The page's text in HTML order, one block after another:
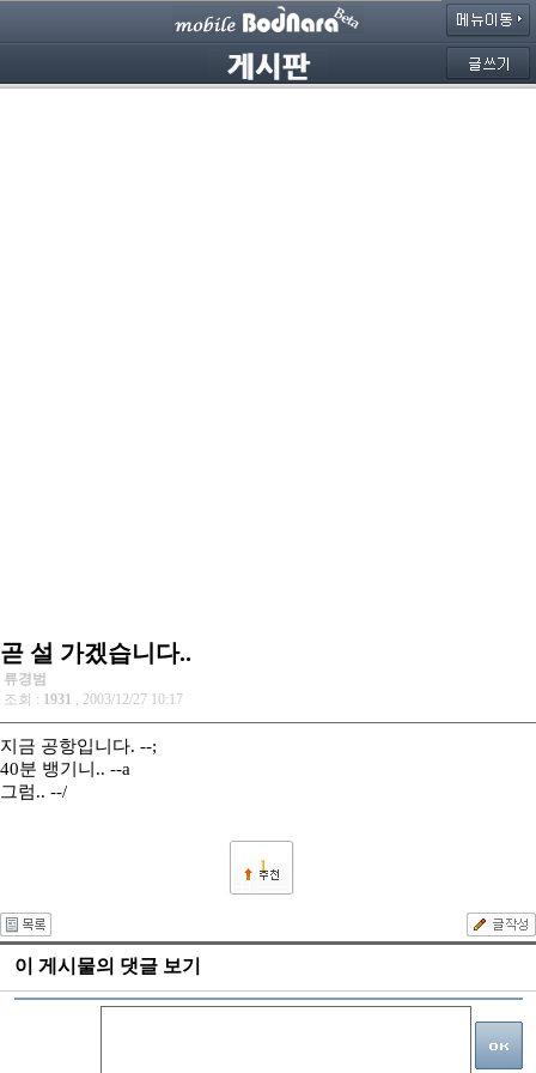
곧 설 가겠습니다..
류경범
조회 : 1931 , 2003/12/27 10:17
지금 공항입니다. --;
40분 뱅기니.. --a
그럼.. --/
1
이 게시물의 댓글 보기